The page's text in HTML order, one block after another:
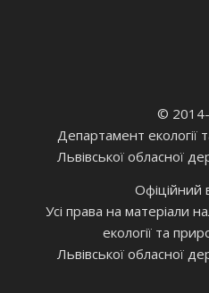
©
Департамент екології
Львівської обласної
Офіційний
Усі права на матеріали
екології та
Львівської обласної